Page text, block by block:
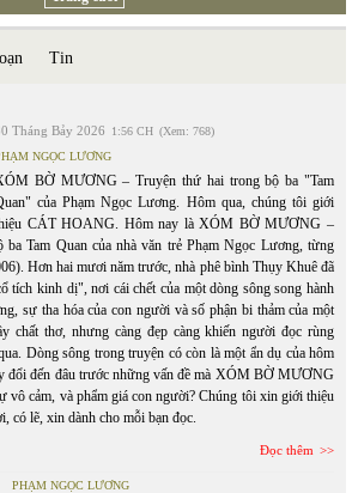
Tin
Tháng Bảy 2026 1:56 CH (Xem: 768)
NGỌC LƯƠNG
BỜ MƯƠNG – Truyện thứ hai trong bộ ba "Tam
của Phạm Ngọc Lương. Hôm qua, chúng tôi giới
CÁT HOANG. Hôm nay là XÓM BỜ MƯƠNG –
Tam Quan của nhà văn trẻ Phạm Ngọc Lương, từng
Hơn hai mươi năm trước, nhà phê bình Thụy Khuê đã
tích kinh dị", nơi cái chết của một dòng sông song hành
sự tha hóa của con người và số phận bi thảm của một
chất thơ, nhưng càng đẹp càng khiến người đọc rùng
Dòng sông trong truyện có còn là một ẩn dụ của hôm
đổi đến đâu trước những vấn đề mà XÓM BỜ MƯƠNG
vô cảm, và phẩm giá con người? Chúng tôi xin giới thiệu
có lẽ, xin dành cho mỗi bạn đọc.
Đọc thêm
PHẠM NGỌC LƯƠNG